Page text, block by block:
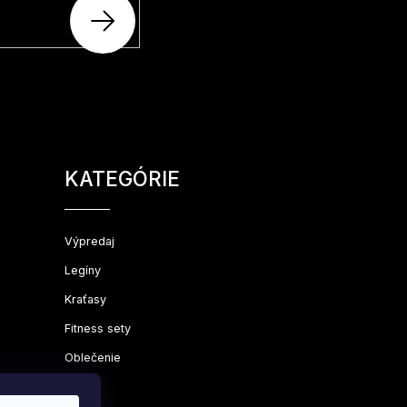
PRIHLÁSIŤ
SA
kategórie
KATEGÓRIE
Výpredaj
Legíny
Kraťasy
Fitness sety
Oblečenie